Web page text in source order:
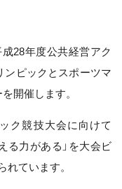
28年度公共経営アク
ンピックとスポーツマ
開催します。
ク競技大会に向けて
る力がある」を大会ビ
れています。